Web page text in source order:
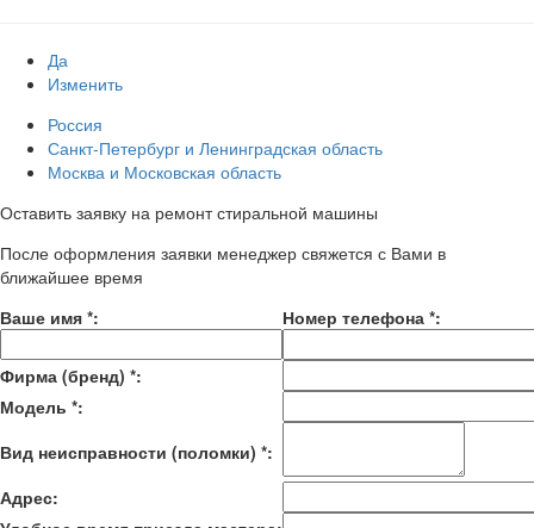
Да
Изменить
Россия
Санкт-Петербург и Ленинградская область
Москва и Московская область
Оставить заявку на ремонт стиральной машины
После оформления заявки менеджер свяжется с Вами в
ближайшее время
Ваше имя *: Номер телефона *:
Фирма (бренд) *:
Модель *:
Вид неисправности (поломки) *:
Адрес: